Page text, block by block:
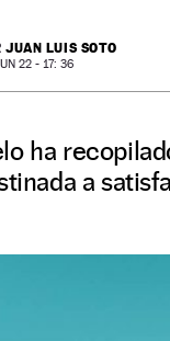
JUAN LUIS SOTO
22 - 17: 36
ha
a